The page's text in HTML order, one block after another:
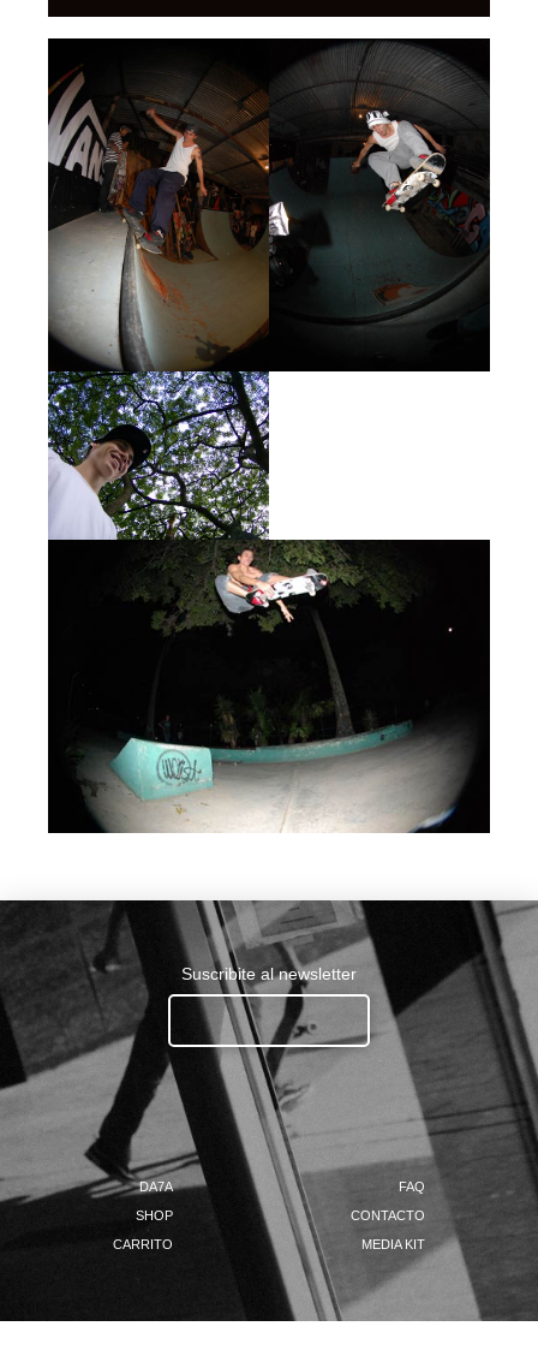
Suscribite al newsletter
Ingresa tu email.......
DA7A
SHOP
CARRITO
FAQ
CONTACTO
MEDIA KIT